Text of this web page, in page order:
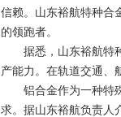
信赖。山东裕航特种合
的领跑者。
据悉，山东裕航特种
产能力。在轨道交通、
铝合金作为一种特殊
求。据山东裕航负责人